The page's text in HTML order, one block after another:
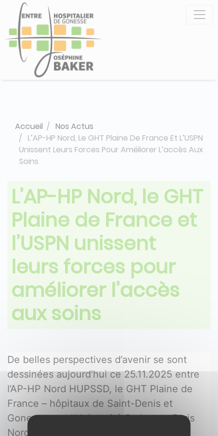
contenu
principal
Accueil
Nos Actus
L’AP-HP Nord, Le GHT Plaine De France Et L’USPN
Unissent Leurs Forces Pour Améliorer L’accès Aux
Soins
L’AP-HP Nord, le GHT
Plaine de France et
l’USPN unissent
leurs forces pour
améliorer l’accès
aux soins
De belles perspectives d’avenir se sont
dessinées aujourd’hui ce 25.11.2025 entre
l’AP-HP Nord HUPSSD, le GHT Plaine de
France – hôpitaux de Saint-Denis et
Gonesse – et l’Université Sorbonne Paris
Nord.
Panneau de gestion des cookies